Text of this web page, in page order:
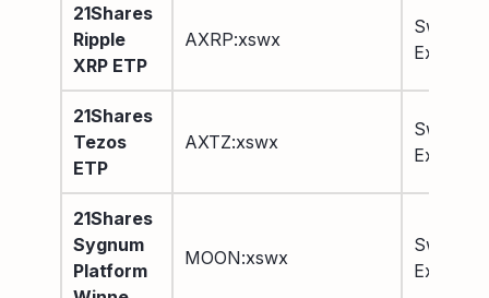
21Shares
Ripple
XRP ETP
AXRP:xswx
Swiss
21Shares
Tezos
ETP
AXTZ:xswx
Swiss
21Shares
Sygnum
Platform
MOON:xswx
Swiss